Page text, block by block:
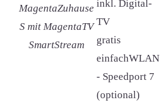
MagentaZuhause
S mit MagentaTV
SmartStream
inkl. Digital-
TV
gratis
einfachWLAN
- Speedport 7
(optional)